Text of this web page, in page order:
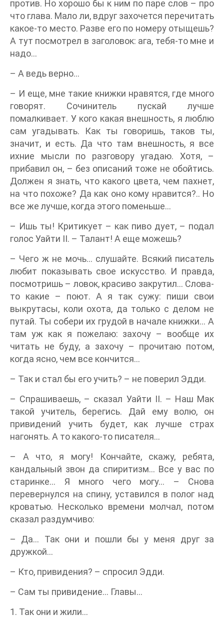
против. Но хорошо бы к ним по паре слов – про
что глава. Мало ли, вдруг захочется перечитать
какое-то место. Разве его по номеру отыщешь?
А тут посмотрел в заголовок: ага, тебя-то мне и
надо…
– А ведь верно…
– И еще, мне такие книжки нравятся, где много
говорят. Сочинитель пускай лучше
помалкивает. У кого какая внешность, я люблю
сам угадывать. Как ты говоришь, таков ты,
значит, и есть. Да что там внешность, я все
ихние мысли по разговору угадаю. Хотя, –
прибавил он, – без описаний тоже не обойтись.
Должен я знать, что какого цвета, чем пахнет,
на что похоже? Да как оно кому нравится?.. Но
все же лучше, когда этого поменьше…
– Ишь ты! Критикует – как пиво дует, – подал
голос Уайти II. – Талант! А еще можешь?
– Чего ж не мочь… слушайте. Всякий писатель
любит показывать свое искусство. И правда,
посмотришь – ловок, красиво закрутил… Слова-
то какие – поют. А я так сужу: пиши свои
выкрутасы, коли охота, да только с делом не
путай. Ты собери их грудой в начале книжки… А
там уж как я пожелаю: захочу – вообще их
читать не буду, а захочу – прочитаю потом,
когда ясно, чем все кончится…
– Так и стал бы его учить? – не поверил Эдди.
– Спрашиваешь, – сказал Уайти II. – Наш Мак
такой учитель, берегись. Дай ему волю, он
привидений учить будет, как лучше страх
нагонять. А то какого-то писателя…
– А что, я могу! Кончайте, скажу, ребята,
кандальный звон да спиритизм… Все у вас по
старинке… Я много чего могу… – Снова
перевернулся на спину, уставился в полог над
кроватью. Несколько времени молчал, потом
сказал раздумчиво:
– Да… Так они и пошли бы у меня друг за
дружкой…
– Кто, привидения? – спросил Эдди.
– Сам ты привидение… Главы…
1. Так они и жили…